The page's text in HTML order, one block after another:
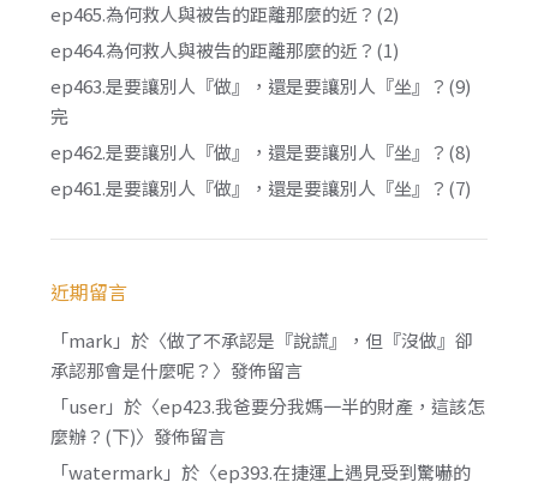
ep465.為何救人與被告的距離那麼的近？(2)
ep464.為何救人與被告的距離那麼的近？(1)
ep463.是要讓別人『做』，還是要讓別人『坐』？(9)
完
ep462.是要讓別人『做』，還是要讓別人『坐』？(8)
ep461.是要讓別人『做』，還是要讓別人『坐』？(7)
近期留言
「mark 」於〈做了不承認是『說謊』，但『沒做』卻
承認那會是什麼呢？ 〉發佈留言
「user」於〈ep423.我爸要分我媽一半的財產，這該怎
麼辦？(下)〉發佈留言
「watermark 」於〈ep393.在捷運上遇見受到驚嚇的